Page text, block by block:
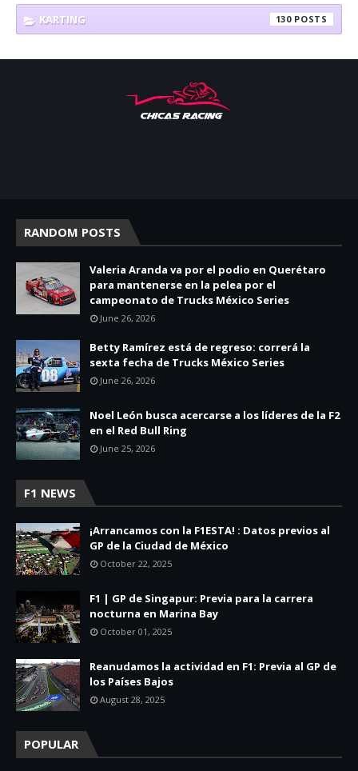
KARTING 130
RANDOM POSTS
Valeria Aranda va por el podio en Querétaro
para mantenerse en la pelea por el
campeonato de Trucks México Series
June 26, 2026
Betty Ramírez está de regreso: correrá la
sexta fecha de Trucks México Series
June 26, 2026
Noel León busca acercarse a los líderes de la F2
en el Red Bull Ring
June 25, 2026
F1 NEWS
¡Arrancamos con la F1ESTA! : Datos previos al
GP de la Ciudad de México
October 22, 2025
F1 | GP de Singapur: Previa para la carrera
nocturna en Marina Bay
October 01, 2025
Reanudamos la actividad en F1: Previa al GP de
los Países Bajos
August 28, 2025
POPULAR